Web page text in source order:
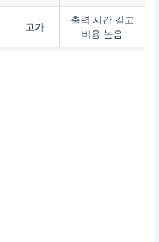
고가
출력 시간 길고
비용 높음